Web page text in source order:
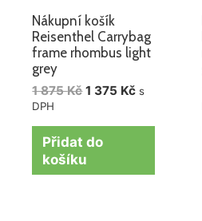
Nákupní košík
Reisenthel Carrybag
frame rhombus light
grey
1 875Kč 1 375 Kč s
DPH
Přidat do
košíku